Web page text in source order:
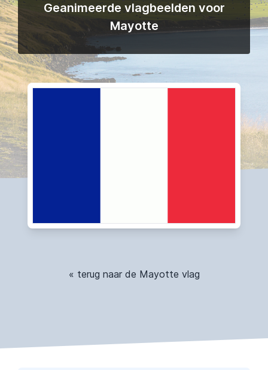
Geanimeerde vlagbeelden voor
Mayotte
« terug naar de Mayotte vlag